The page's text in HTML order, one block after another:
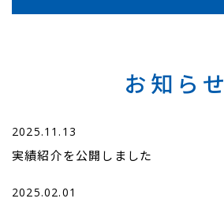
お知らせ
2025.11.13
実績紹介を公開しました
2025.02.01